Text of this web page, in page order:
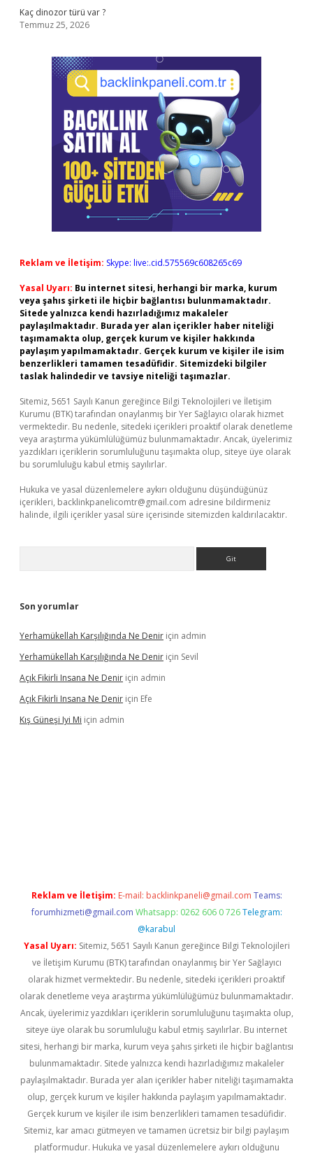
Kaç dinozor türü var ?
Temmuz 25, 2026
Reklam ve İletişim: Skype: live:.cid.575569c608265c69
Yasal Uyarı: Bu internet sitesi, herhangi bir marka, kurum
veya şahıs şirketi ile hiçbir bağlantısı bulunmamaktadır.
Sitede yalnızca kendi hazırladığımız makaleler
paylaşılmaktadır. Burada yer alan içerikler haber niteliği
taşımamakta olup, gerçek kurum ve kişiler hakkında
paylaşım yapılmamaktadır. Gerçek kurum ve kişiler ile isim
benzerlikleri tamamen tesadüfidir. Sitemizdeki bilgiler
taslak halindedir ve tavsiye niteliği taşımazlar.
Sitemiz, 5651 Sayılı Kanun gereğince Bilgi Teknolojileri ve İletişim
Kurumu (BTK) tarafından onaylanmış bir Yer Sağlayıcı olarak hizmet
vermektedir. Bu nedenle, sitedeki içerikleri proaktif olarak denetleme
veya araştırma yükümlülüğümüz bulunmamaktadır. Ancak, üyelerimiz
yazdıkları içeriklerin sorumluluğunu taşımakta olup, siteye üye olarak
bu sorumluluğu kabul etmiş sayılırlar.
Hukuka ve yasal düzenlemelere aykırı olduğunu düşündüğünüz
içerikleri, backlinkpanelicomtr@gmail.com adresine bildirmeniz
halinde, ilgili içerikler yasal süre içerisinde sitemizden kaldırılacaktır.
Son yorumlar
Yerhamükellah Karşılığında Ne Denir için admin
Yerhamükellah Karşılığında Ne Denir için Sevil
Açık Fikirli Insana Ne Denir için admin
Açık Fikirli Insana Ne Denir için Efe
Kış Güneşi Iyi Mi için admin
Reklam ve İletişim: E-mail: backlinkpaneli@gmail.com Teams:
forumhizmeti@gmail.com Whatsapp: 0262 606 0 726 Telegram:
@karabul
Yasal Uyarı: Sitemiz, 5651 Sayılı Kanun gereğince Bilgi Teknolojileri
ve İletişim Kurumu (BTK) tarafından onaylanmış bir Yer Sağlayıcı
olarak hizmet vermektedir. Bu nedenle, sitedeki içerikleri proaktif
olarak denetleme veya araştırma yükümlülüğümüz bulunmamaktadır.
Ancak, üyelerimiz yazdıkları içeriklerin sorumluluğunu taşımakta olup,
siteye üye olarak bu sorumluluğu kabul etmiş sayılırlar. Bu internet
sitesi, herhangi bir marka, kurum veya şahıs şirketi ile hiçbir bağlantısı
bulunmamaktadır. Sitede yalnızca kendi hazırladığımız makaleler
paylaşılmaktadır. Burada yer alan içerikler haber niteliği taşımamakta
olup, gerçek kurum ve kişiler hakkında paylaşım yapılmamaktadır.
Gerçek kurum ve kişiler ile isim benzerlikleri tamamen tesadüfidir.
Sitemiz, kar amacı gütmeyen ve tamamen ücretsiz bir bilgi paylaşım
platformudur. Hukuka ve yasal düzenlemelere aykırı olduğunu